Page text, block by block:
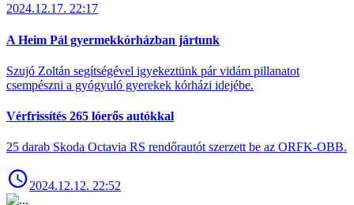
2024.12.17. 22:17
A Heim Pál gyermekkórházban jártunk
Szujó Zoltán segítségével igyekeztünk pár vidám pillanatot
csempészni a gyógyuló gyerekek kórházi idejébe.
Vérfrissítés 265 lóerős autókkal
25 darab Skoda Octavia RS rendőrautót szerzett be az ORFK-OBB.
2024.12.12. 22:52